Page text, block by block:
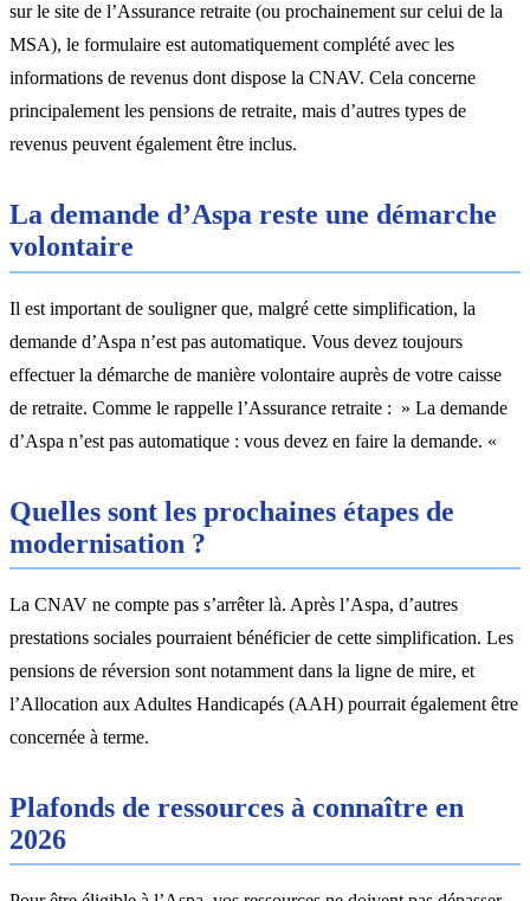
sur le site de l’Assurance retraite (ou prochainement sur celui de la
MSA), le formulaire est automatiquement complété avec les
informations de revenus dont dispose la CNAV. Cela concerne
principalement les pensions de retraite, mais d’autres types de
revenus peuvent également être inclus.
La demande d’Aspa reste une démarche
volontaire
Il est important de souligner que, malgré cette simplification, la
demande d’Aspa n’est pas automatique. Vous devez toujours
effectuer la démarche de manière volontaire auprès de votre caisse
de retraite. Comme le rappelle l’Assurance retraite : » La demande
d’Aspa n’est pas automatique : vous devez en faire la demande. «
Quelles sont les prochaines étapes de
modernisation ?
La CNAV ne compte pas s’arrêter là. Après l’Aspa, d’autres
prestations sociales pourraient bénéficier de cette simplification. Les
pensions de réversion sont notamment dans la ligne de mire, et
l’Allocation aux Adultes Handicapés (AAH) pourrait également être
concernée à terme.
Plafonds de ressources à connaître en
2026